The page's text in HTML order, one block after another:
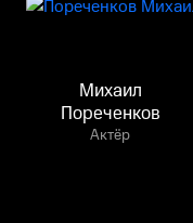
Михаил
Пореченков
Актёр